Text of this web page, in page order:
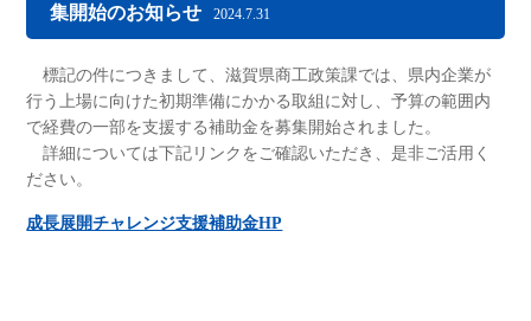
集開始のお知らせ
2024.7.31
標記の件につきまして、滋賀県商工政策課では、県内企業が
行う上場に向けた初期準備にかかる取組に対し、予算の範囲内
で経費の一部を支援する補助金を募集開始されました。
詳細については下記リンクをご確認いただき、是非ご活用く
ださい。
成長展開チャレンジ支援補助金HP